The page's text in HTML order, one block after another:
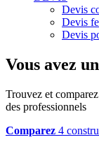
Devis
Devis
Devis
Vous avez
Trouvez et comparez
des professionnels
Comparez 4